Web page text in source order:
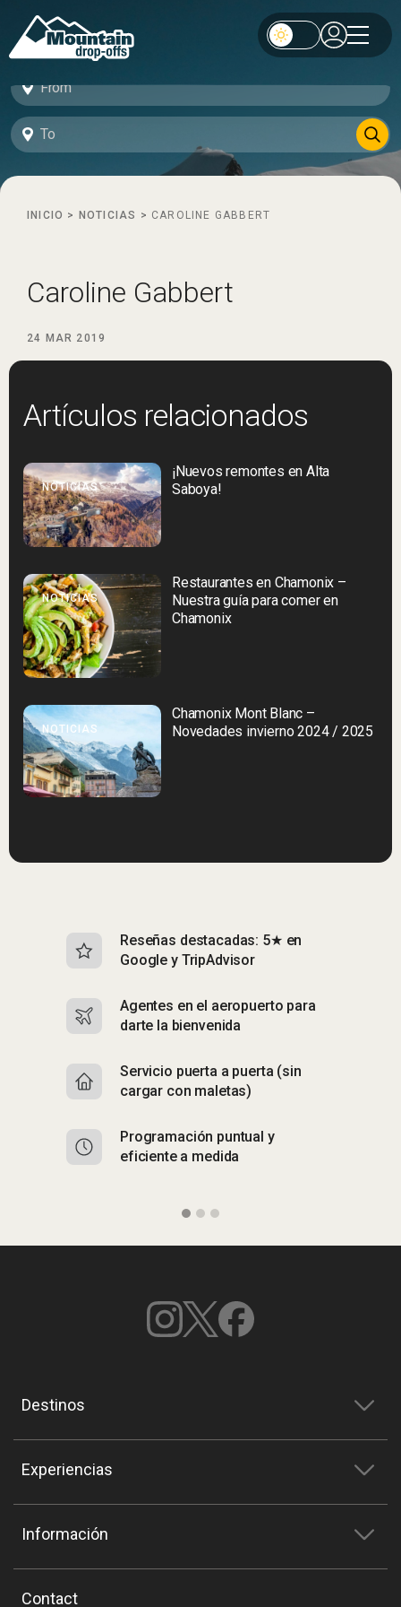
INICIO > NOTICIAS > CAROLINE GABBERT
Caroline Gabbert
24 MAR 2019
Artículos relacionados
NOTICIAS
¡Nuevos remontes en Alta
Saboya!
NOTICIAS
Restaurantes en Chamonix –
Nuestra guía para comer en
Chamonix
NOTICIAS
Chamonix Mont Blanc –
Novedades invierno 2024 / 2025
Reseñas destacadas: 5★ en
Google y TripAdvisor
Agentes en el aeropuerto para
darte la bienvenida
Servicio puerta a puerta (sin
cargar con maletas)
Programación puntual y
eficiente a medida
Destinos
Experiencias
Información
Contact